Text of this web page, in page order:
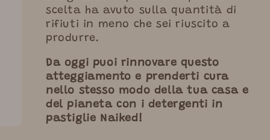
scelta ha avuto sulla quantità di
rifiuti in meno che sei riuscito a
produrre.
Da oggi puoi rinnovare questo
atteggiamento e prenderti cura
nello stesso modo della tua casa e
del pianeta con i detergenti in
pastiglie Naiked!